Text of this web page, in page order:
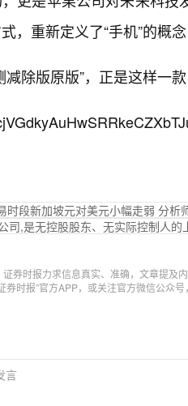
，重新定义了“手机”的概
减除版原版”，正是这样一
段新加坡元对美元小幅走弱 分析
司,是无控股股东、无实际控制人的
证券时报力求信息真实、准确，文章提及
券时报”官方APP，或关注官方微信公众
言